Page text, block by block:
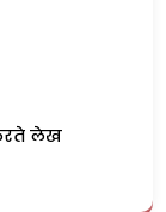
लेख